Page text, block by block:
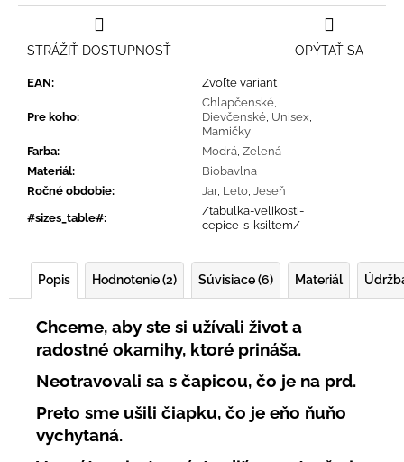
EAN: Zvoľte variant
Pre koho:
Chlapčenské
Dievčenské Unisex
Mamičky
Farba: Modrá Zelená
Materiál:
Biobavlna
Ročné obdobie: Jar, Leto Jeseň
#sizes_table#:
/tabulka-velikosti-
cepice-s-ksiltem/
OPÝTAŤ SA
STRÁŽIŤ DOSTUPNOSŤ
Popis Hodnotenie (2) Súvisiace (6) Materiál
Chceme, aby ste si užívali život a
radostné okamihy, ktoré prináša.
Neotravovali sa s čapicou, čo je na prd.
Preto sme ušili čiapku, čo je eňo ňuňo
vychytaná.